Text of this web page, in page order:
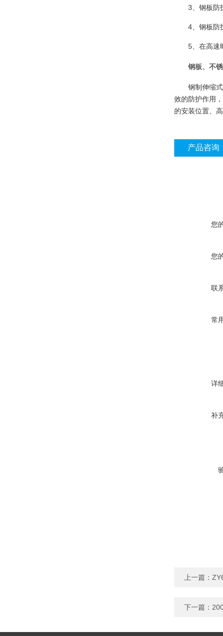
3、钢板防
4、钢板防
5、在高速
钢板、不
钢制伸缩
效的防护作用
的安装位置、
产品咨询
您
您
联
常
详
补
上一篇：
下一篇：